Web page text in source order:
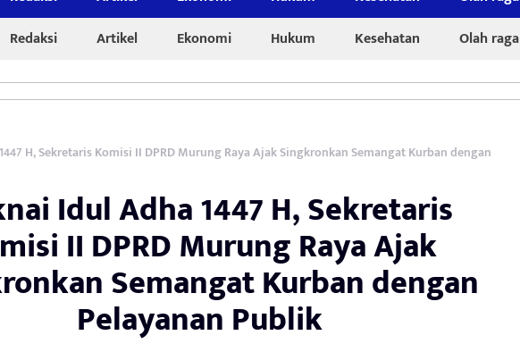
Redaksi Artikel Ekonomi Hukum Kesehatan Olah raga
H, Sekretaris Komisi II DPRD Murung Raya Ajak Singkronkan Semangat Kurban dengan
Idul Adha 1447 H, Sekretaris
II DPRD Murung Raya Ajak
Semangat Kurban dengan
Pelayanan Publik